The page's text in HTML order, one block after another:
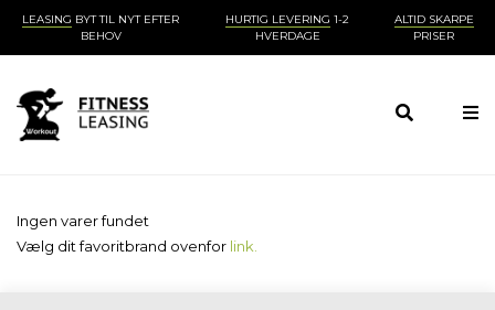
LEASING BYT TIL NYT EFTER
BEHOV
HURTIG LEVERING 1-2
HVERDAGE
ALTID SKARPE
PRISER
Ingen varer fundet
Vælg dit favoritbrand ovenfor link.